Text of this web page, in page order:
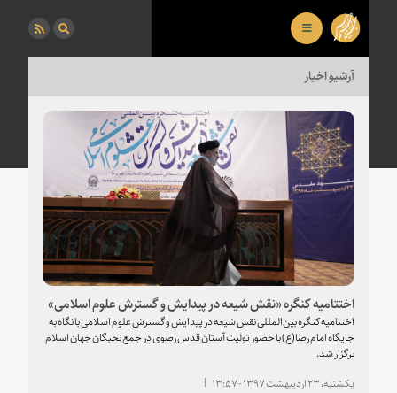
آرشیو اخبار
اختتامیه کنگره «نقش شیعه در پیدایش و گسترش علوم اسلامی»
اختتامیه کنگره بین‌المللی نقش شیعه در پیدایش و گسترش علوم اسلامی با نگاه به
جایگاه امام رضا(ع) با حضور تولیت آستان قدس رضوی در جمع نخبگان جهان اسلام
برگزار شد.
یکشنبه، ۲۳ اردیبهشت ۱۳۹۷ - ۱۳:۵۷